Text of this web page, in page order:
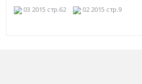
03 2015 стр.62 02 2015 стр.9